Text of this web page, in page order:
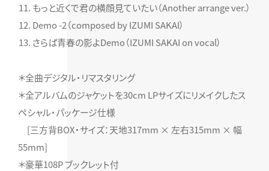
もっと近くで君の横顔見ていたい（Another arrange ver.）
Demo -2（composed by IZUMI SAKAI）
さらば青春の影よDemo（IZUMI SAKAI on vocal）
＊全曲デジタル・リマスタリング
＊全アルバムのジャケットを30cm LPサイズにリメイクしたス
ペシャル・パッケージ仕様
[三方背BOX・サイズ：天地317mm × 左右315mm × 幅
55mm]
＊豪華108P ブックレット付